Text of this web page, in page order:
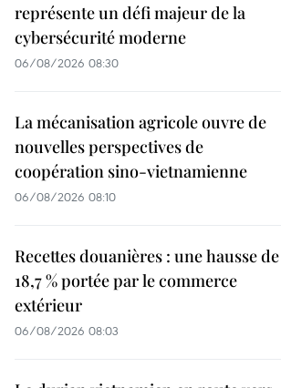
représente un défi majeur de la
cybersécurité moderne
06/08/2026 08:30
La mécanisation agricole ouvre de
nouvelles perspectives de
coopération sino-vietnamienne
06/08/2026 08:10
Recettes douanières : une hausse de
18,7 % portée par le commerce
extérieur
06/08/2026 08:03